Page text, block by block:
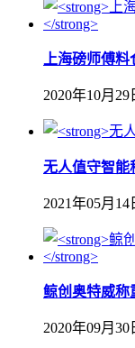
上海磅师傅
2020年10月29
无人值守智能
2021年05月14
鲸创奥特威称
2020年09月30